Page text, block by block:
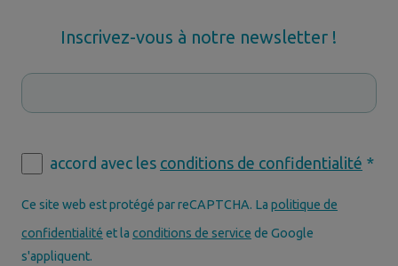
Inscrivez-vous à notre newsletter !
accord avec les conditions de confidentialité *
Ce site web est protégé par reCAPTCHA. La politique de
confidentialité et la conditions de service de Google
s'appliquent.